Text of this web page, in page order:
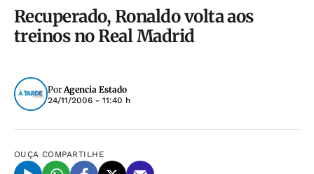
Recuperado, Ronaldo volta aos
treinos no Real Madrid
PorAgencia Estado
24/11/2006 - 11:40 h
OUÇA COMPARTILHE